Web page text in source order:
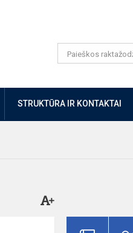
STRUKTŪRA IR KONTAKTAI